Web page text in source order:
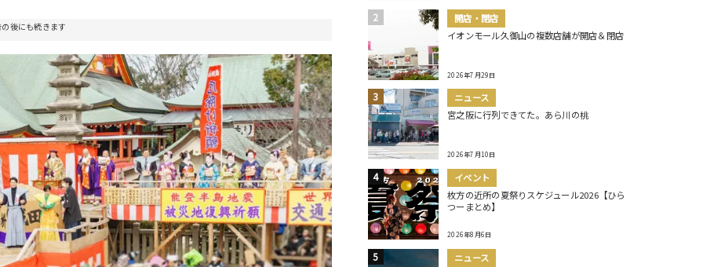
後にも続きます
開店・閉店
イオンモール久御山の複数店舗が開店＆閉店
2026年7月29日
ニュース
宮之阪に行列できてた。あら川の桃
2026年7月10日
イベント
枚方の近所の夏祭りスケジュール2026【ひら
つーまとめ】
2026年8月6日
ニュース